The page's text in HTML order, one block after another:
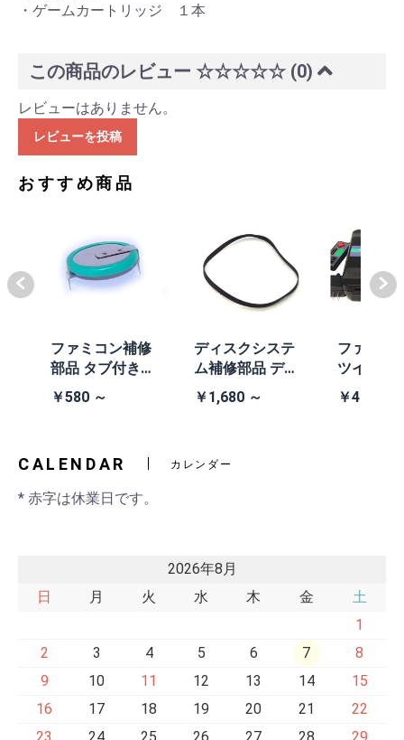
・ゲームカートリッジ １本
この商品のレビュー ☆☆☆☆☆ (0)
レビューはありません。
レビューを投稿
おすすめ商品
ファミコン補修
部品 タブ付きコ
イン電池(CR203
2)
￥580 ～
ディスクシステ
ム補修部品 ディ
スクシステム用
交換ベルト
￥1,680 ～
ファミコ
ツインフ
ン本体
黒・連射
￥41,980
CALENDAR カレンダー
* 赤字は休業日です。
2026年8月
日
月 火 水 木 金
土
1
2
3 4 5 6 7
8
9
10 11 12 13 14
15
16
17 18 19 20 21
22